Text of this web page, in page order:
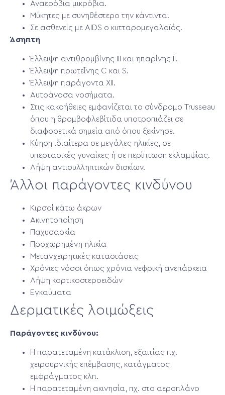
Αναερόβια μικρόβια.
Μύκητες με συνηθέστερο την κάντιντα.
Σε ασθενείς με AIDS ο κυτταρομεγαλοϊός.
Άσηπτη
Έλλειψη αντιθρομβίνης ΙΙΙ και ηπαρίνης ΙΙ.
Έλλειψη πρωτεΐνης C και S.
Έλλειψη παράγοντα ΧΙΙ.
Αυτοάνοσα νοσήματα.
Στις κακοήθειες εμφανίζεται το σύνδρομο Trusseau
όπου η θρομβοφλεβίτιδα υποτροπιάζει σε
διαφορετικά σημεία από όπου ξεκίνησε.
Κύηση ιδιαίτερα σε μεγάλες ηλικίες, σε
υπερτασικές γυναίκες ή σε περίπτωση εκλαμψίας.
Λήψη αντισυλληπτικών δισκίων.
Άλλοι παράγοντες κινδύνου
Κιρσοί κάτω άκρων
Ακινητοποίηση
Παχυσαρκία
Προχωρημένη ηλικία
Μεταγχειρητικές καταστάσεις
Χρόνιες νόσοι όπως χρόνια νεφρική ανεπάρκεια
Λήψη κορτικοστεροειδών
Εγκαύματα
Δερματικές λοιμώξεις
Παράγοντες κινδύνου:
Η παρατεταμένη κατάκλιση, εξαιτίας πχ.
χειρουργικής επέμβασης, κατάγματος,
εμφράγματος κλπ.
Η παρατεταμένη ακινησία, πχ. στο αεροπλάνο